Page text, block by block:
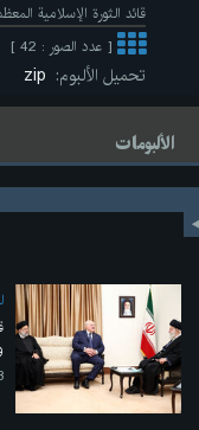
قائد الثورة الإسلامية
[ عدد الصور : 42 ]
تحميل الألبوم:
الألبومات